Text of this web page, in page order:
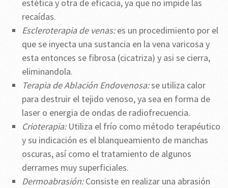
estética y otra de eficacia, ya que no impide las
recaídas.
Escleroterapia de venas:es un procedimiento por el
que se inyecta una sustancia en la vena varicosa y
esta entonces se fibrosa (cicatriza) y asi se cierra,
eliminandola.
Terapia de Ablación Endovenosa:se utiliza calor
para destruir el tejido venoso, ya sea en forma de
laser o energia de ondas de radiofrecuencia.
Crioterapia:Utiliza el frío como método terapéutico
y su indicación es el blanqueamiento de manchas
oscuras, así como el tratamiento de algunos
derrames muy superficiales.
Dermoabrasión:Consiste en realizar una abrasión